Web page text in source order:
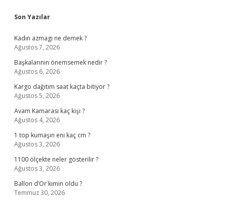
Sidebar
Son Yazılar
Kadın azmagı ne demek ?
Ağustos 7, 2026
Başkalarının önemsemek nedir ?
Ağustos 6, 2026
Kargo dağıtım saat kaçta bitiyor ?
Ağustos 5, 2026
Avam Kamarası kaç kişi ?
Ağustos 4, 2026
1 top kumaşın eni kaç cm ?
Ağustos 3, 2026
1100 ölçekte neler gösterilir ?
Ağustos 3, 2026
Ballon d’Or kimin oldu ?
Temmuz 30, 2026